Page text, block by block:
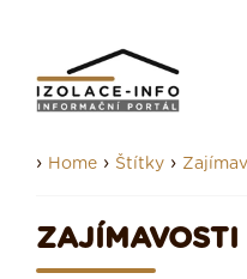
› Home › Štítky ›
ZAJÍMAVOSTI